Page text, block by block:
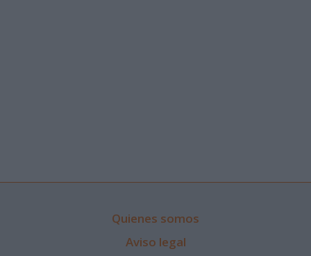
Quienes somos
Aviso legal